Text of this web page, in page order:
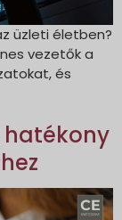
üzleti életben?
vezetők a
és
hatékony